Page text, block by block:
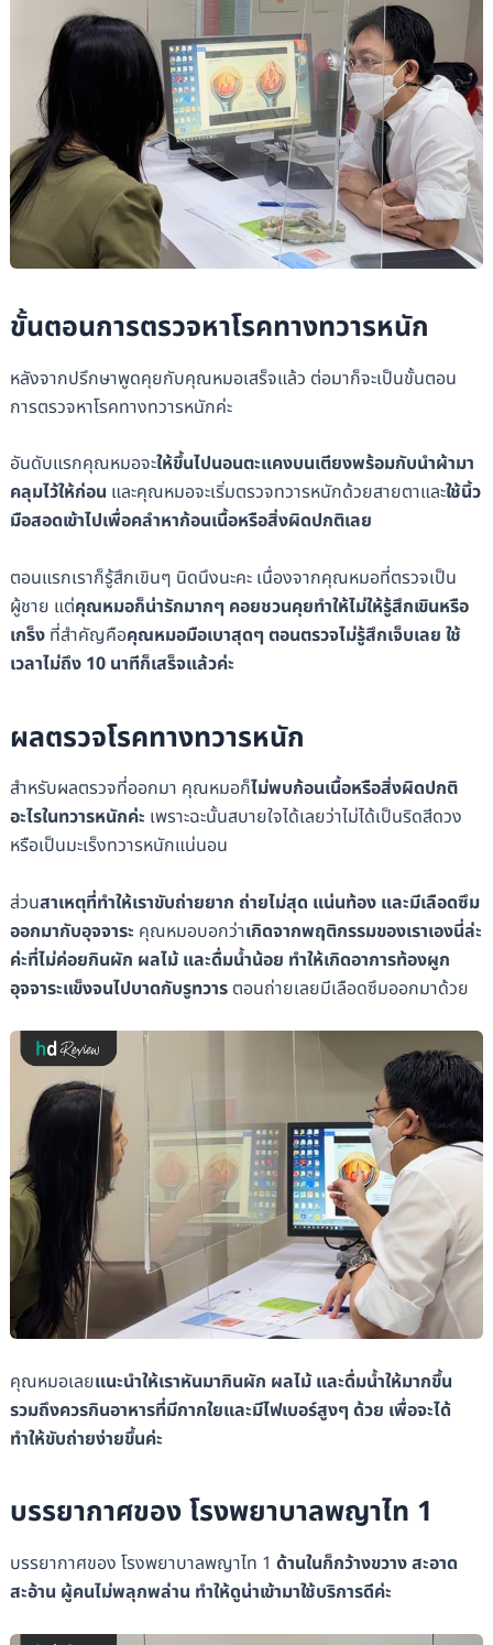
ขั้นตอนการตรวจหาโรคทางทวารหนัก
หลังจากปรึกษาพูดคุยกับคุณหมอเสร็จแล้ว ต่อมาก็จะเป็นขั้นตอน
การตรวจหาโรคทางทวารหนักค่ะ
อันดับแรกคุณหมอจะให้ขึ้นไปนอนตะแคงบนเตียงพร้อมกับนำผ้ามา
คลุมไว้ให้ก่อน และคุณหมอจะเริ่มตรวจทวารหนักด้วยสายตาและใช้นิ้ว
มือสอดเข้าไปเพื่อคลำหาก้อนเนื้อหรือสิ่งผิดปกติเลย
ตอนแรกเราก็รู้สึกเขินๆ นิดนึงนะคะ เนื่องจากคุณหมอที่ตรวจเป็น
ผู้ชาย แต่คุณหมอก็น่ารักมากๆ คอยชวนคุยทำให้ไม่ให้รู้สึกเขินหรือ
เกร็งที่สำคัญคือคุณหมอมือเบาสุดๆ ตอนตรวจไม่รู้สึกเจ็บเลย ใช้
เวลาไม่ถึง 10 นาทีก็เสร็จแล้วค่ะ
ผลตรวจโรคทางทวารหนัก
สำหรับผลตรวจที่ออกมา คุณหมอก็ไม่พบก้อนเนื้อหรือสิ่งผิดปกติ
อะไรในทวารหนักค่ะ เพราะฉะนั้นสบายใจได้เลยว่าไม่ได้เป็นริดสีดวง
หรือเป็นมะเร็งทวารหนักแน่นอน
ส่วนสาเหตุที่ทำให้เราขับถ่ายยาก ถ่ายไม่สุด แน่นท้อง และมีเลือดซึม
ออกมากับอุจจาระ คุณหมอบอกว่าเกิดจากพฤติกรรมของเราเองนี่ล่ะ
ค่ะที่ไม่ค่อยกินผัก ผลไม้ และดื่มน้ำน้อย ทำให้เกิดอาการท้องผูก
อุจจาระแข็งจนไปบาดกับรูทวารตอนถ่ายเลยมีเลือดซึมออกมาด้วย
คุณหมอเลยแนะนำให้เราหันมากินผัก ผลไม้ และดื่มน้ำให้มากขึ้น
รวมถึงควรกินอาหารที่มีกากใยและมีไฟเบอร์สูงๆ ด้วย เพื่อจะได้
ทำให้ขับถ่ายง่ายขึ้นค่ะ
บรรยากาศของ โรงพยาบาลพญาไท 1
บรรยากาศของ โรงพยาบาลพญาไท 1 ด้านในก็กว้างขวาง สะอาด
สะอ้าน ผู้คนไม่พลุกพล่าน ทำให้ดูน่าเข้ามาใช้บริการดีค่ะ